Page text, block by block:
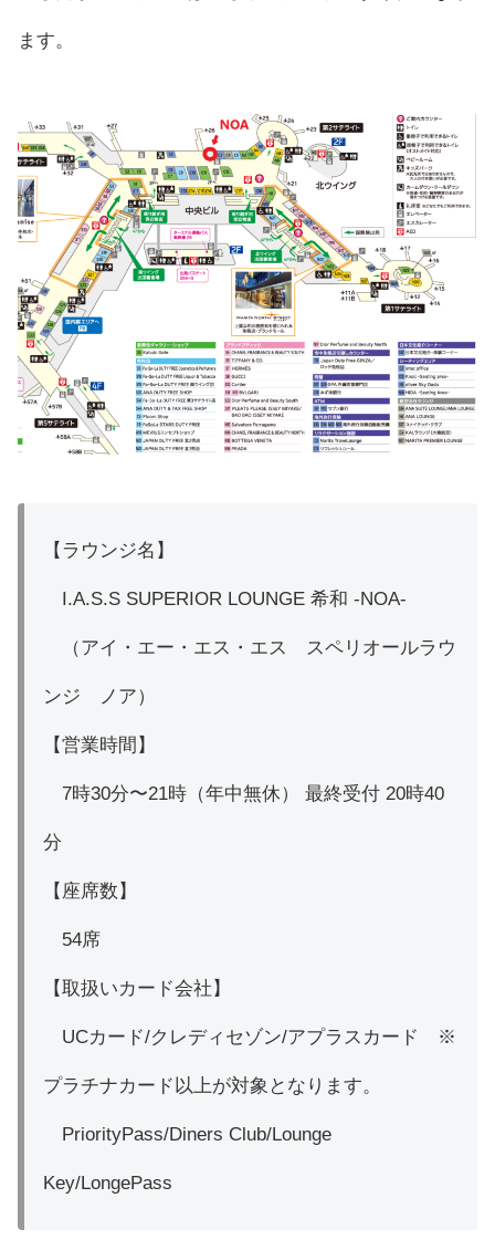
ます。
【ラウンジ名】
I.A.S.S SUPERIOR LOUNGE 希和 -NOA-
（アイ・エー・エス・エス スペリオールラウ
ンジ ノア）
【営業時間】
7時30分〜21時（年中無休） 最終受付 20時40
分
【座席数】
54席
【取扱いカード会社】
UCカード/クレディセゾン/アプラスカード ※
プラチナカード以上が対象となります。
PriorityPass/Diners Club/Lounge
Key/LongePass